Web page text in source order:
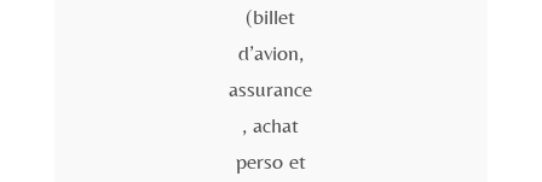
(billet
d’avion,
assurance
, achat
perso et